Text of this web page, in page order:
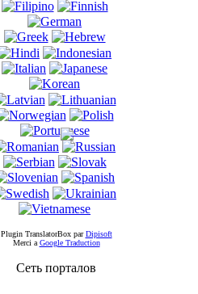
Plugin TranslatorBox parDipisoft
Merci а Google Traduction
Сеть порталов